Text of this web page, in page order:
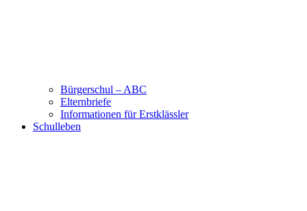
Bürgerschul – ABC
Elternbriefe
Informationen für Erstklässler
Schulleben